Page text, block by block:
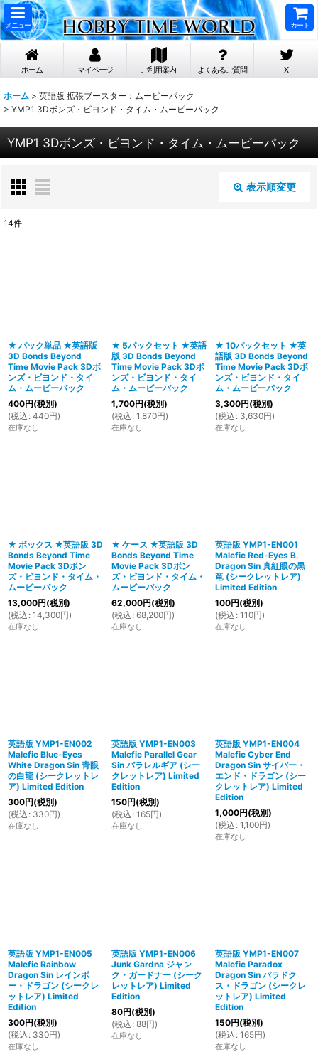
メニュー カート
ホーム マイページ ご利用案内 よくあるご質問 X
ホーム > 英語版 拡張ブースター：ムービーパック
> YMP1 3Dボンズ・ビヨンド・タイム・ムービーパック
YMP1 3Dボンズ・ビヨンド・タイム・ムービーパック
表示順変更
絞り込む
14件
★ パック単品 ★英語版
3D Bonds Beyond
Time Movie Pack 3Dボ
ンズ・ビヨンド・タイ
ム・ムービーパック
400円(税別)
(税込 : 440円)
在庫なし
★ 5パックセット ★英語
版 3D Bonds Beyond
Time Movie Pack 3Dボ
ンズ・ビヨンド・タイ
ム・ムービーパック
1,700円(税別)
(税込 : 1,870円)
在庫なし
★ 10パックセット ★英
語版 3D Bonds Beyond
Time Movie Pack 3Dボ
ンズ・ビヨンド・タイ
ム・ムービーパック
3,300円(税別)
(税込 : 3,630円)
在庫なし
★ ボックス ★英語版 3D
Bonds Beyond Time
Movie Pack 3Dボン
ズ・ビヨンド・タイム・
ムービーパック
13,000円(税別)
(税込 : 14,300円)
在庫なし
★ ケース ★英語版 3D
Bonds Beyond Time
Movie Pack 3Dボン
ズ・ビヨンド・タイム・
ムービーパック
62,000円(税別)
(税込 : 68,200円)
在庫なし
英語版 YMP1-EN001
Malefic Red-Eyes B.
Dragon Sin 真紅眼の黒
竜 (シークレットレア)
Limited Edition
100円(税別)
(税込 : 110円)
在庫なし
英語版 YMP1-EN002
Malefic Blue-Eyes
White Dragon Sin 青眼
の白龍 (シークレットレ
ア) Limited Edition
300円(税別)
(税込 : 330円)
在庫なし
英語版 YMP1-EN003
Malefic Parallel Gear
Sin パラレルギア (シー
クレットレア) Limited
Edition
150円(税別)
(税込 : 165円)
在庫なし
英語版 YMP1-EN004
Malefic Cyber End
Dragon Sin サイバー・
エンド・ドラゴン (シー
クレットレア) Limited
Edition
1,000円(税別)
(税込 : 1,100円)
在庫なし
英語版 YMP1-EN005
Malefic Rainbow
Dragon Sin レインボ
ー・ドラゴン (シークレ
ットレア) Limited
Edition
300円(税別)
(税込 : 330円)
在庫なし
英語版 YMP1-EN006
Junk Gardna ジャン
ク・ガードナー (シーク
レットレア) Limited
Edition
80円(税別)
(税込 : 88円)
在庫なし
英語版 YMP1-EN007
Malefic Paradox
Dragon Sin パラドク
ス・ドラゴン (シークレ
ットレア) Limited
Edition
150円(税別)
(税込 : 165円)
在庫なし